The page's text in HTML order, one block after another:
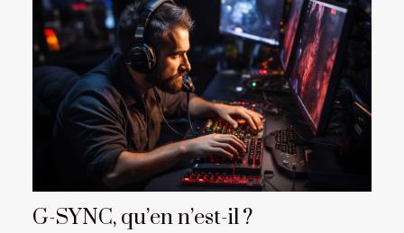
G-SYNC, qu’en n’est-il ?